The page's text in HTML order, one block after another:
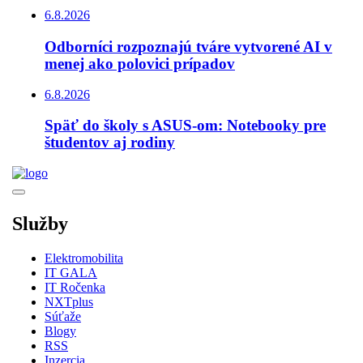
6.8.2026
Odborníci rozpoznajú tváre vytvorené AI v
menej ako polovici prípadov
6.8.2026
Späť do školy s ASUS-om: Notebooky pre
študentov aj rodiny
Služby
Elektromobilita
IT GALA
IT Ročenka
NXTplus
Súťaže
Blogy
RSS
Inzercia